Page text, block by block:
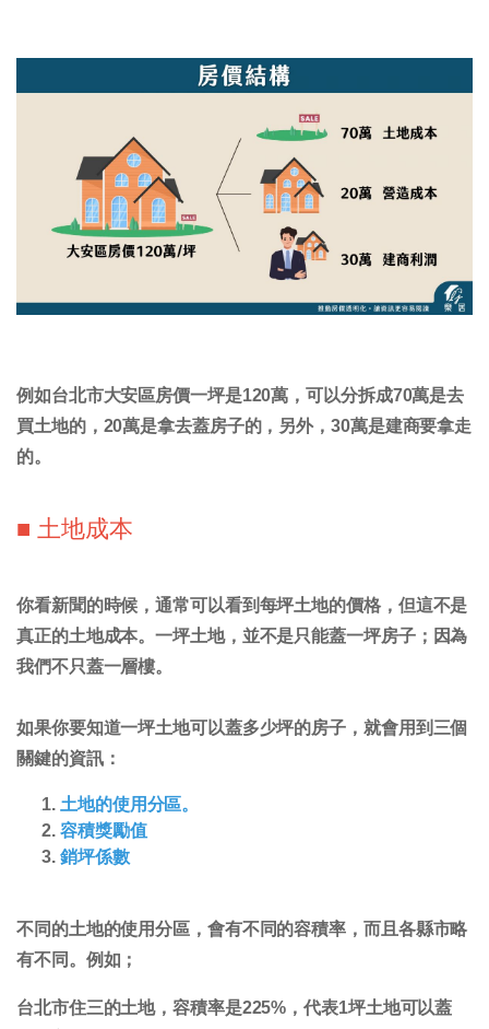
例如台北市大安區房價一坪是120萬，可以分拆成70萬是去
買土地的，20萬是拿去蓋房子的，另外，30萬是建商要拿走
的。
■ 土地成本
你看新聞的時候，通常可以看到每坪土地的價格，但這不是
真正的土地成本。一坪土地，並不是只能蓋一坪房子；因為
我們不只蓋一層樓。
如果你要知道一坪土地可以蓋多少坪的房子，就會用到三個
關鍵的資訊：
土地的使用分區。
容積獎勵值
銷坪係數
不同的土地的使用分區，會有不同的容積率，而且各縣市略
有不同 。例如；
台北市住三的土地，容積率是225%，代表1坪土地可以蓋